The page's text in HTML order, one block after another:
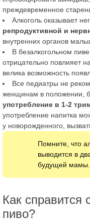
преждевременное
Алкоголь оказывает
репродуктивной и
внутренних органов
В безалкогольном пиве
отрицательно повлияет
велика возможность
Все педиатры не
женщинам в положении,
употребление в 1-2
употребление напитка
у новорожденного,
Помните, что
выводится в
будущей мамы.
Как справится
пиво?